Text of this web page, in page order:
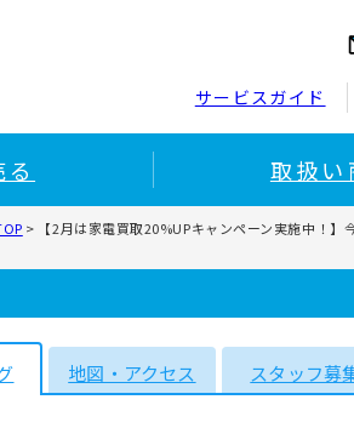
サービスガイド
取扱い
>
【2月は家電買取20%UPキャンペーン実施中！
地図・アクセス スタッフ募